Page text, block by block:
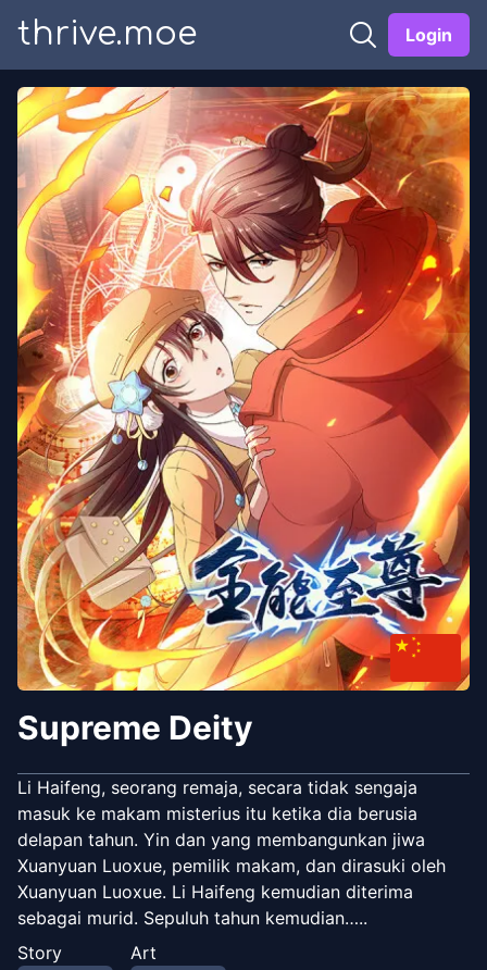
thrive.moe Login
Supreme Deity
Li Haifeng, seorang remaja, secara tidak sengaja
masuk ke makam misterius itu ketika dia berusia
delapan tahun. Yin dan yang membangunkan jiwa
Xuanyuan Luoxue, pemilik makam, dan dirasuki oleh
Xuanyuan Luoxue. Li Haifeng kemudian diterima
sebagai murid. Sepuluh tahun kemudian…..
Story
Art